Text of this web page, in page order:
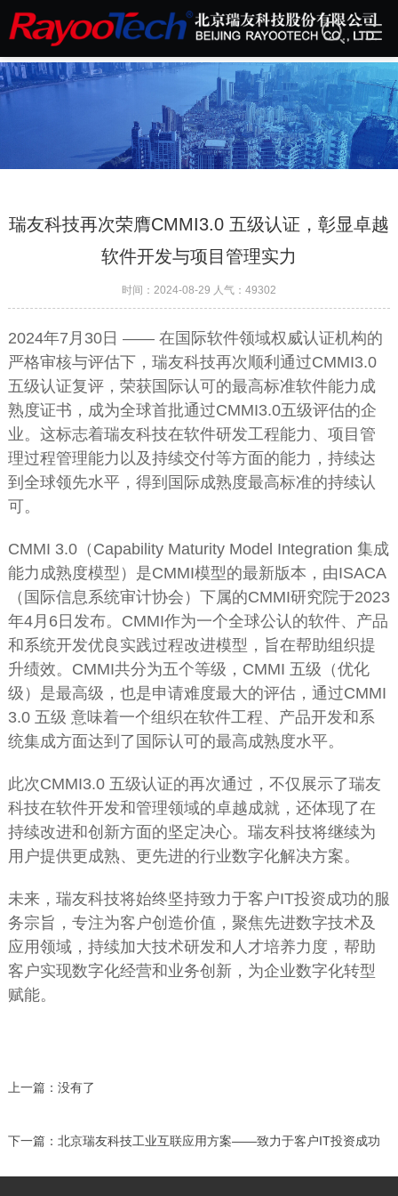
公司动态
瑞友科技再次荣膺CMMI3.0 五级认证，彰显卓越
软件开发与项目管理实力
时间：2024-08-29 人气： 49302
2024年7月30日 —— 在国际软件领域权威认证机构的
严格审核与评估下，瑞友科技再次顺利通过CMMI3.0
五级认证复评，荣获国际认可的最高标准软件能力成
熟度证书，成为全球首批通过CMMI3.0五级评估的企
业。这标志着瑞友科技在软件研发工程能力、项目管
理过程管理能力以及持续交付等方面的能力，持续达
到全球领先水平，得到国际成熟度最高标准的持续认
可。
CMMI 3.0（Capability Maturity Model Integration 集成
能力成熟度模型）是CMMI模型的最新版本，由ISACA
（国际信息系统审计协会）下属的CMMI研究院于2023
年4月6日发布。CMMI作为一个全球公认的软件、产品
和系统开发优良实践过程改进模型，旨在帮助组织提
升绩效。CMMI共分为五个等级，CMMI 五级（优化
级）是最高级，也是申请难度最大的评估，通过CMMI
3.0 五级 意味着一个组织在软件工程、产品开发和系
统集成方面达到了国际认可的最高成熟度水平。
此次CMMI3.0 五级认证的再次通过，不仅展示了瑞友
科技在软件开发和管理领域的卓越成就，还体现了在
持续改进和创新方面的坚定决心。瑞友科技将继续为
用户提供更成熟、更先进的行业数字化解决方案。
未来，瑞友科技将始终坚持致力于客户IT投资成功的服
务宗旨，专注为客户创造价值，聚焦先进数字技术及
应用领域，持续加大技术研发和人才培养力度，帮助
客户实现数字化经营和业务创新，为企业数字化转型
赋能。
上一篇： 没有了
下一篇： 北京瑞友科技工业互联应用方案——致力于客户IT投资成功